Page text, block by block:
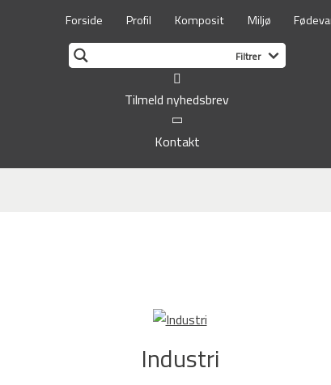
Forside Profil Komposit Miljø
Tilmeld nyhedsbrev
Kontakt
Industri